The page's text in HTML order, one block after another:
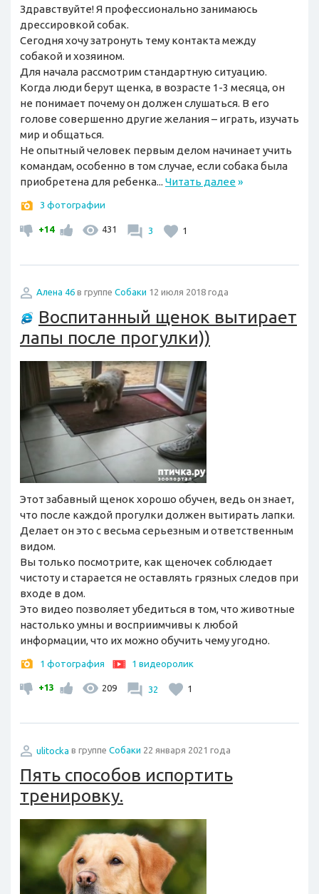
Здравствуйте! Я профессионально занимаюсь
дрессировкой собак.
Сегодня хочу затронуть тему контакта между
собакой и хозяином.
Для начала рассмотрим стандартную ситуацию.
Когда люди берут щенка, в возрасте 1-3 месяца, он
не понимает почему он должен слушаться. В его
голове совершенно другие желания – играть, изучать
мир и общаться.
Не опытный человек первым делом начинает учить
командам, особенно в том случае, если собака была
приобретена для ребенка... Читать далее»
3 фотографии
+14 431 3 1
Алена 46 в группе Собаки 12 июля 2018 года
Воспитанный щенок вытирает
лапы после прогулки))
Этот забавный щенок хорошо обучен, ведь он знает,
что после каждой прогулки должен вытирать лапки.
Делает он это с весьма серьезным и ответственным
видом.
Вы только посмотрите, как щеночек соблюдает
чистоту и старается не оставлять грязных следов при
входе в дом.
Это видео позволяет убедиться в том, что животные
настолько умны и восприимчивы к любой
информации, что их можно обучить чему угодно.
1 фотография 1 видеоролик
+13 209 32 1
ulitocka в группе Собаки 22 января 2021 года
Пять способов испортить
тренировку.